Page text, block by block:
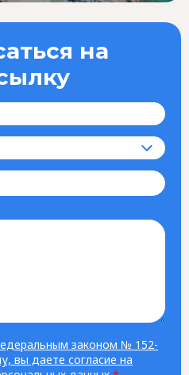
на
законом № 152-
вы даете согласие на